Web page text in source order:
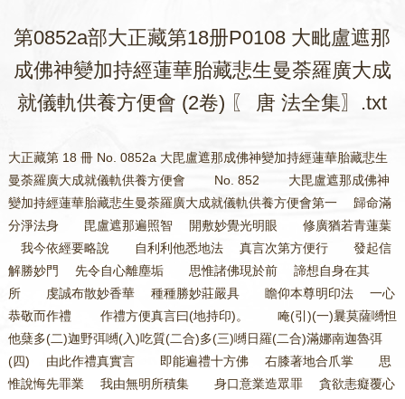
第0852a部大正藏第18册P0108 大毗盧遮那
成佛神變加持經蓮華胎藏悲生曼荼羅廣大成
就儀軌供養方便會 (2卷) 〖 唐 法全集〗.txt
大正藏第 18 冊 No. 0852a 大毘盧遮那成佛神變加持經蓮華胎藏悲生曼荼羅廣大成就儀軌供養方便會 No. 852 大毘盧遮那成佛神變加持經蓮華胎藏悲生曼荼羅廣大成就儀軌供養方便會第一 歸命滿分淨法身 毘盧遮那遍照智 開敷妙覺光明眼 修廣猶若青蓮葉 我今依經要略說 自利利他悉地法 真言次第方便行 發起信解勝妙門 先令自心離塵垢 思惟諸佛現於前 諦想自身在其所 虔誠布散妙香華 種種勝妙莊嚴具 瞻仰本尊明印法 一心恭敬而作禮 作禮方便真言曰(地持印)。 唵(引)(一)曩莫薩嚩怛他蘖多(二)迦野弭嚩(入)吃質(二合)多(三)嚩日羅(二合)滿娜南迦魯弭(四) 由此作禮真實言 即能遍禮十方佛 右膝著地合爪掌 思惟說悔先罪業 我由無明所積集 身口意業造眾罪 貪欲恚癡覆心故 於佛正法賢聖僧 父母二師善知識 及以無量眾生所 無始生死流轉中 具造極重無盡罪 親對十方現在佛 悉皆懺悔不復作 出罪方便真言曰(大慧刀印)。 唵(引一)薩嚩播波薩怖(二合)吒(二)娜訶曩嚩日囉(二合)野(三)娑嚩(二合引)賀(引) 南無十方三世佛 三種常身正法藏 勝願菩提大心眾 我今皆悉正歸依 歸依方便真言曰(普印)。 唵(一)薩嚩沒馱冒地薩怛鑁(三合引)(二)設囉赧蘖車弭(三)嚩日囉(二合)達麼(四)頡唎(二合五) 我淨此身離諸垢 及與三世身口意 過於大海剎塵數 奉獻一切諸如來 施身方便真言曰(獨股印)。 唵(一)薩嚩怛他蘖多(二合)(二)布惹鉢囉(二合)嚩(無渴反)㗚多(二合)曩夜怛麼(二合)南(三)涅哩(二合)夜(引)哆夜弭(四)薩嚩怛他(引)蘖多室者(二合)地底瑟姹(二合)擔(五)薩嚩(去)怛他蘖多惹難謎阿味設覩(引)(六) 淨菩提心勝願寶 我今起發濟群生 生苦等集所纏身 及與無知所害身 救攝歸依令解脫 常當利益諸含識 發菩提心方便真言曰(定印)。 唵(一)冒地唧多(二)母怛跛娜夜弭(三) 十方無量世界中 諸正遍知大海眾 種種善巧方便力 及諸佛子為群生 諸有所修福業等 我今一切盡隨喜 隨喜方便真言曰(歸命合掌)。 唵(引一)薩嚩怛他蘖多(二)本若(尼也反)惹曩(三)弩暮捺那布闍迷伽三暮捺囉(二合四)薩叵(二合)羅儜三摩曳(引五)吽 我今勸請諸如來 菩提大心救世者 唯願普於十方界 常以大雲降法雨 勸請方便真言曰(金剛合掌)。 唵(引一)薩嚩怛他蘖多(二)睇灑儜布惹迷伽三暮捺囉(二合)(三)薩叵(二合)囉儜三摩曳(四)吽 願令凡夫所住處 速捨眾苦所集身 當得至於無垢處 安住清淨法界身 奉請法身方便真言曰(金剛合掌內縛以慧頭指如鉤招之)。 唵(引一)薩嚩怛他(引)蘖多(二)捺睇灑夜弭(三)薩嚩薩怛嚩(二合)係多(引)㗚他(二合去)野(四)達磨馱覩悉體(他以反二合)底㗚嚩(二合)靺覩(五) 所修一切眾善業 利益一切眾生故 我今盡皆正迴向 除生死苦至菩提 迴向方便真言曰(金剛合掌)。 唵(引一)薩嚩怛他(引)蘖多(二合)(二)涅哩(二合)野曩囉(二合)布惹迷伽三暮捺囉(二合三)薩叵(二合)囉儜三摩曳(四)吽 身隨所應以安坐 分明諦觀初字門 次當結三昧耶印 所謂淨除三業道 真言曰。 曩莫三漫多沒馱(引)南(一)阿三迷(二)怛哩(二合)三迷(三)三麼曳(四)娑嚩(二合)賀 纔結此密印 能淨如來地 地波羅蜜滿 成三法界道 次結法界生 密慧之幖幟 淨身口意故 遍轉於身分 彼真言曰。 曩莫三滿多沒馱南(一)達磨馱睹(二)薩嚩(二合)婆嚩句唅(三) 如法界自性 而觀於自身 為令彼堅固 觀自執金剛 結金剛輪印(亦名轉法輪印) 金剛薩埵真言曰。 曩莫三滿多(上)嚩日囉(二合)?(一)嚩日羅(二合)怛摩(二合)句唅(三) 諦觀我此身 即是執金剛 次擐金剛甲 當觀所被服 遍體生焰光 彼真言曰。 曩莫三滿多嚩日羅(二合)? 唵嚩日羅(二合)迦嚩遮(二)吽 囉字色鮮白 空點以嚴之 如彼髻明珠 置之於頂上 所積眾罪垢 由是悉除滅 福慧皆圓滿 一切觸穢處 當加此字門 赤色具威光 焰鬘遍圍繞 次為降伏魔 制諸大障者 當念大護者 無能堪忍明 真言曰。 曩莫薩嚩怛他(引)蘖帝毘藥(二合一)薩嚩佩也尾蘖帝弊(二)尾濕嚩(二合)目契弊(三)薩嚩他(四)唅欠(五)囉吃灑(二合)摩訶沫麗(六)薩嚩怛他蘖多奔尼也(二合)涅左帝(七)吽吽(八)怛羅(二合)吒怛囉(二合)吒(九)阿鉢囉(二合)底訶諦(十)娑嚩(二合)賀 由纔憶念故 諸毘那夜迦 惡形羅剎等 彼一切馳散 警發於地神 應說如是偈 (雙膝長跪定手持杵當心慧手舒五指平掌按地) 怛鑁(二合汝也)泥(引)尾(引天也有女聲)娑(引)乞叉(引二合護也)部(引)跢(引)悉(親也於也一)薩嚩(一切)沒馱(引)曩(佛有多聲)跢(引)易南(引二)左里也(二合引)曩也(修行)尾勢(引)曬(引)數(入殊勝三)部(引)密(淨地)播囉密哆(引)速者(等四)摩囉(天魔)細(引)便演(二合)怛他(引如)婆蘖喃(二合破五)舍(引)吉也(二合釋迦也)僧呬(引)曩(師子)跢(引)易弩(引救世六)怛他(引)賀(如我)魔囉(魔)惹演乞㗚(二合)怛嚩(二合引伏七)滿拏攬歷(曼荼羅)洛佉夜(引畫)沒藥(二合)唅(我八) 地神持次第真言曰。 唵部(引入)欠 灑淨真言曰(三股杵印)。 曩莫三(去)滿多沒馱(引)喃(引)(一)阿鉢羅(二合)底娑(上)謎(二)誐誐曩娑(上)謎(三)三滿多(引)弩(鼻音)蘖帝(引)(四)鉢羅(二合)訖哩(二合)底尾秫弟(引)(五)達摩馱(引)覩尾戍馱?(六)娑嚩(二合)賀 地神勸請偈曰。 諸佛慈愍有情者 唯願存念於我等 我今請白諸賢聖 堅牢地天并眷屬 一切如來及佛子 不捨悲願悉降臨 我受此地求成就 為作證明加護我 持地真言曰(持地印)。 曩莫三(去)滿多沒馱(引)南(引)(一)薩嚩怛他蘖多(引二)地瑟吒(二合)曩(引)地瑟恥(二合)帝(三)阿佐麗(四)尾麼麗(五)娑麼(二合)囉禰(平)(六)鉢囉訖哩(二合)底鉢哩輸睇(七)娑嚩(二合)賀 大毘盧遮那成佛神變加持經菩提幢密印幖幟祕密漫荼羅法品之一 爾時世尊。又復宣說入祕密漫荼羅法。優陀那曰。 真言遍學者 通達祕密壇 如法為弟子 燒盡一切罪 壽命悉焚滅 令彼不復生 同於灰燼已 彼壽命還復 謂以字燒字 因字而更生 一切壽乃至 清淨遍無垢 以十二支句 而作於彼器 如是三昧耶 一切諸如來 菩薩救世者 及佛聲聞眾 乃至諸世間 平等不違逆 解此平等誓 祕密漫荼羅 入一切法教 諸壇得自在 我身等同彼 真言者亦然 以不相異故 說名三昧耶 現前觀羅字 謂淨光焰鬘 赫如朝日暉 念聲真實義 能除一切障 解脫三毒垢 諸法亦復然 先自淨心地 復淨道場地 悉除眾過患 其相如虛空 如金剛所持 此地亦如是 住本尊瑜伽 加以五支字 等引而運想 即同牟尼尊 阿字遍金色 用作金剛輪 加持於下體 說名瑜伽座 鑁字素月光 在於霧聚中 加持自臍上 是名大悲水 囕字初日暉 彤赤在三角 加持本心位 是名智火光 唅字劫災焰 黑色在風輪 加持白毫際 說名自在力 佉字及空點 想成一切色 加持在頂上 故名為大空 五字以嚴身 威德矩熾然 滅除眾罪業 天魔為障者 見赫奕金剛 首中百光王 安立無垢眼 觀身同如來 復念滿足句 曩莫三滿多沒馱喃阿鑁囕唅欠 安立器世間 空風最居下 次觀火水地 是輪同金剛 名大因陀羅 光焰淨金色 普皆遍流出 爾時薄伽梵 觀察大眾會 告祕密主言 有法界幖幟 由是嚴身故 生死中巡歷 於如來大會 菩提幢幖幟 諸天龍夜叉 恭敬而受教 初印佛三昧 法界及法輪 憩伽歸命合 屈風空輪加 法螺虛心合 風絞空輪上 吉祥願蓮華 金剛大慧印 摩訶如來頂 慧拳毫相藏 瑜伽持鉢相 智慧手上舒 名無畏施者 下垂號滿願 慧拳舒火水 智者成佛眼 內縛風輪索 心印舒火輪 舒水如來臍 內縛舒慧水 是名如來腰 如次習真言 大慧刀真言曰。 曩莫三曼多沒馱(引)喃(一)摩賀(引)朅伽尾囉惹(二)達摩珊捺囉(二合)奢迦娑訶惹(三)薩得迦(二合)野捺㗚(二合)瑟恥砌諾迦(四)怛他(引)蘖多尾目吃底(二合)儞(入)佐多(五)尾囉誐達磨儞(入)惹多吽(六) 大法螺真言曰。 曩莫三滿多沒馱(引)喃(一)暗(去) 蓮華座真言曰。 曩莫三滿多沒馱(引)喃(一)阿(去) 金剛大慧真言曰。 曩莫三滿多縛日羅(二合)?(一)吽 如來頂真言曰。 曩莫三滿多沒馱(引)喃(一)吽吽 如來頂相真言曰。 曩莫三滿多沒馱(引)喃(一)誐誐曩(引)難多娑叵(二合)囉儜(二)尾秫馱達磨儞(入丁逸反)惹帝(三)娑嚩(二合)賀(引) 毫相藏真言曰。 曩莫三滿多沒馱(引)喃(一)阿(急呼)唅惹(入) 大鉢真言曰。 曩莫三曼多沒馱(引)喃 婆(上急呼) 施無畏真言曰。 曩莫三曼多沒馱(引)南(一)薩囉他(二合)爾那爾那(三)佩野曩奢那(四)娑嚩(二合)賀 與願滿真言曰。 曩莫三滿多沒馱(引)喃(一)嚩囉娜嚩日羅(二合)怛麼(二合)迦(二)娑嚩(二合)賀 悲生眼真言曰。 曩莫三曼多沒馱(引)喃(一)誐誐曩嚩羅落吃叉(二合)儜(二)迦嚕拏摩野(三)怛他(引)蘖多作吃芻(二合四)娑嚩(二合)賀(引) 如來索真言曰。 曩莫三曼多沒馱(引)喃(一)係係摩賀播奢(二)鉢囉(二合)娑嘮那哩也(二合三)薩埵馱睹(四)微謨訶迦(五)怛他蘖多地目吃底(二合)儞(入)佐多娑嚩(二合)賀 如來心真言曰。 曩莫三滿多沒馱(引)喃(一)枳攘(二合)怒(二)嗢婆(二合)嚩(三)娑嚩(二合)賀 如來臍真言曰。 曩莫三滿多沒馱(引)喃(一)阿沒㗚(二合)都嗢婆(二合)嚩(二)娑嚩(二合)賀 如來腰真言曰。 曩莫三曼多沒馱(引)喃(一)怛他(引)蘖多(引)三婆嚩(二)娑嚩(二合)賀 藏印虛心合 風水屈入內 火合空亦然 地合令少屈 普光準大界 二空屈入內 風舒如放光 火屈如鉤形 如來甲如前 舌相二空入 語門虛中合 水風移入內 牙印風入掌(三補多) 辯說二風輪 置火第三節(頭勿相著) 十力蓮華合 地空屈入內 掌內節相合 念處風捻空 開悟空持水 普賢如意珠 蓮合風加火 慈氏印準前 屈風火輪下 如來藏真言曰。 曩莫薩嚩怛他(引)蘖底弊㘕㘕??(二)娑嚩(二合)賀 普光真言曰。 曩莫三滿多沒馱(引)喃(一)入嚩(二合)攞摩[口*履]儞(平)(二)怛他(引)蘖多㗚旨(二合三)娑嚩(二合)賀 如來甲真言曰。 曩莫三曼多沒馱(引)喃(一)鉢囉(二合)戰拏(二)縛日羅(二合)入縛(二合)攞(三)尾娑普(二合)囉吽(四) 如來舌相真言曰。 曩莫三曼多沒馱(引)喃(一)怛他蘖多爾訶嚩(二合二)薩底也(二合)達麼鉢囉(二合)底瑟恥(二合)多(三)娑嚩(二合)賀(引) 如來語真言曰。 曩莫三漫多沒馱(引)喃(一)怛他(引)蘖多摩訶嚩吃怛囉(二合二)尾濕嚩(二合)枳孃(二合)曩摩護娜也(三)娑嚩(二合)賀 如來牙真言曰。 曩莫三滿多沒馱(引)喃(一)怛他(引)蘖多能瑟吒囉(三合二)囉娑囉娑(引)釳囉(二合)(三)參鉢囉(二合引)博迦(四)薩嚩怛他(引)蘖多(五)尾灑也參婆(上)嚩(六)娑嚩(二合)賀 如來辯說真言曰。 曩莫三曼多沒馱(引)喃(一)阿振底也(二合)娜部(二合)多(二)路波嚩(引)僧三麼哆(上)鉢囉(二合)鉢多(二合)(三)尾輸馱娑嚩(二合)囉(引四)娑嚩(二合)賀 如來持十力真言曰。 曩莫三曼多沒馱(引)喃(一)捺奢沫浪誐達囉(二)吽三髯(三)娑嚩(二合)賀 如來念處真言曰。 曩莫三曼多沒馱(引)喃(一)怛他(引)蘖多娑麼㗚(二合)底(二)薩怛嚩(二合)係怛嚩(二合)毘庾(二合)嗢蘖(二合)多(三)誐誐曩三忙三(去)麼(四)娑嚩(二合)賀 一切法平等開悟真言曰。 曩莫三曼多沒馱(引)喃(一)薩嚩達麼三麼多鉢囉(二合)鉢多(二合二)怛他(引)蘖多弩蘖多(三)娑嚩(二合)賀 普賢菩薩如意珠真言曰。 曩莫三曼多沒馱(引)喃(一)參麼多弩蘖多尾囉惹達麼(二)儞(入)社多(三)摩賀摩賀(四)娑嚩(二合)賀 慈氏菩薩住發生普遍大慈三昧說自心真言曰。 曩莫三曼多沒馱(引)喃(一)阿爾單惹野(二)薩嚩薩怛嚩(二合)奢野弩蘖多(三)娑嚩(二合)賀 時佛住甘露生三昧。說一切三世無閡力明妃真言曰(頂印)。 怛儞也(二合)他(一)誐誐曩三謎(二)阿鉢囉(二合)底(丁以反)三謎(三)薩嚩怛他(引)蘖多三麼跢弩蘖帝(四)誐誐曩三摩(五)嚩羅落乞叉(二合)嬭(平)(六)娑嚩(二合)賀 無能害力明妃真言曰(以梵夾印八遍)。 曩莫薩嚩怛他(引)蘖帝毘藥(二合)(一)薩嚩目契毘藥(二合)阿三迷(三)鉢羅謎(四)阿者隷(五)誐誐泥娑麼(二合)羅嬭(六)薩嚩怛囉(二合)弩蘖帝(七)娑嚩(二合)賀 嚴淨佛國土 奉仕諸如來 諦觀香水海 大海真言曰。 唵尾摩嚕娜地吽 金剛手持華(內智)。 嚩(入莖)嚩日羅(二合)播抳(此大真言王印) 以妙蓮華王 持於華藏界 最初正覺等 敷置曼荼羅 密中之祕密 大悲胎藏生 及無量世間 出世漫荼羅 彼所有圖像 次第說當聽 四方普周匝 一門及通道 金剛印遍嚴 中羯麼金剛 其上大蓮華 妙色金剛莖 八葉具鬚蘂 眾寶自莊嚴 開敷含果實 於彼大蓮印 大空點莊嚴 十二支生句 普遍華臺中 常出無量光 百千眾蓮繞 其上復觀想 大覺師子座 寶王以校飾 在大宮殿中 寶柱皆行列 遍有諸幢蓋 珠鬘等交絡 垂懸妙寶衣 周匝香華雲 及與眾寶雲 普雨雜華等 繽紛以嚴地 諧韻有愛聲 而奏諸音樂 宮中想淨妙 賢瓶與閼伽 寶樹王開敷 照以摩尼燈 三昧總持地 自在之婇女 佛波羅蜜等 菩提妙嚴華 方便作眾伎 歌詠妙法音 供養諸如來 以我功德力 如來加持力 及以法界力 普供養而住 次虛空藏轉明(普通印)。 結大輪壇印 次眾色界道 囉(白色中)囕(赤色幢)迦(黃色華)麼(青色彌)訶(黑色音界道金剛慧印) 觀彼中胎內(諸尊種子一一分明安布先想圓光) 普光淨月輪 清淨離諸垢 中有本尊形 妙色超三界 綃縠嚴身服 寶冠紺髮垂 寂然三摩地 輝焰過眾電 猶如淨鏡內 幽邃現真容 喜怒顯形色 操持與願等 正受相應身 明了心無亂 無相淨法體 應願濟群生 以八曼荼羅 眷屬自圍遶 次東遍知印 北方觀自在 南置金剛手 依涅哩底方 不動如來使 風方勝三世 四方四大護 初門釋迦文 第三妙吉祥 南方除蓋障 勝方地藏尊 龍方虛空藏 及蘇悉眷屬 護世威德天 次第而分布 次應執香爐 淨治真言曰。 唵(引)蘇悉地羯哩入嚩里多(上)曩喃(去)多(上)謨(上)囉多(上二合)曳入嚩(二合)羅入嚩羅滿馱滿馱賀曩賀曩(上)吽泮吒(輕呼) 不動大明王 去垢令清淨 辟除使光顯 及護身結界 彼真言曰。 曩莫三曼多嚩日羅(二合)?(一)戰拏摩賀?灑儜(二)娑破(二合)吒也(三)吽怛囉(二合)吒(四)悍(引)? 次以印真言 而請召眾聖 諸佛菩薩說 依本誓而來 定慧內成拳 慧風屈如鉤 隨召而赴集 真言曰(或三部心請)。 曩莫三曼多沒馱(引)喃(一)阿(去急呼)薩嚩怛囉(二合)鉢囉(二合)底訶諦(二合二)怛他蘖黨矩奢(三)冒地浙哩也(二合)鉢哩布囉迦(四)娑嚩(二合)賀(七遍索鎖鈴除障不動) 次示三昧耶 速滿無上願 令本真言主 諸明歡喜故 所獻閼伽水 如法已加持 奉諸善逝者 用浴無垢身 次當淨一切 佛口所生子 真言曰。 曩莫三滿多沒馱(引)喃(引)誐誐曩三摩(引)三摩娑嚩(二合)賀 次奉華座真言曰(除障加護不動)。 曩莫三滿多沒馱(引)喃(引)阿 而作是言 佉字大空點 而置於頂上 轉身作薩埵 金剛種子心 遍布諸支分 諸法離言說 以具印真言 即同執金剛 彼真言曰(五股三股)。 曩莫三漫多嚩日羅(二合)?(一)戰拏摩訶嚕灑拏(平)(二)吽 遍身被服甲 次應一心作 摧伏諸魔印 真語共相應 慧拳舒風輪 加於白毫際 如毘俱胝形 纔結是法故 當見遍此地 金剛熾焰光 能除極猛利 無量天魔軍 及餘為障者 必定皆退散 怖魔真言曰。 曩莫三滿多沒馱(引)喃(一)摩訶(引)沫羅縛[口*底](二)捺奢嚩路嗢婆(二合)吠(平)(三)摩賀(引)昧怛哩也(二合)毘庾(二合)嗢蘖(二合)[口*底](四)娑嚩(二合)賀 次用難堪忍 密印明結護 藏密散水輪 旋轉指十方 是名結大界 用持十方國 能令悉堅住 是故三世事 悉能普護之 威猛無能覩 大界真言曰。 曩莫三曼多沒馱(引)喃(一)薩嚩怛囉(二合)拏蘖帝(二)滿馱野徙瞞(三)摩訶三摩耶涅羅者(二合)帝(四)娑摩(二合)囉嬭(五)阿鉢囉(二合)底訶帝(六)馱迦馱迦(七)折囉折囉(八)滿馱滿馱(九)捺奢儞以(二合)羶(十)薩嚩怛他蘖多弩枳惹(二合)帝(十一)鉢囉(二合)嚩囉達麼臘馱尾惹曳(十二)婆誐嚩底(十三)尾矩履尾矩隷(十四)麗嚕補哩(十五)娑嚩(二合)賀(引) 次略說真言曰。 麗嚕補哩尾矩[口*履]尾矩隷娑嚩(二合)賀 四方四大護 無畏壞諸怖 難降伏護者 無堪忍普護 藏印水甲合 散舒二風輪 法幢高峯觀 哀愍無餘眾 帝釋方華臺 嚩字光轉成 無畏結護者 金色妙白衣 面現少忿怒 手持於檀荼 夜叉方博字 壞諸怖結護 素衣潔白色 手持於朅伽 龍方觀索字 轉成難降伏 色如無憂華 朱衣現微笑 而觀於眾會 焰魔方唅欠 成無勝結護 黑色玄服衣 毘俱眉浪文 首戴髮髻冠 光照眾生界 手持檀荼印 及一切眷屬 皆坐白蓮華 真言及密印 如前已開示 門門二守護 無能三昧拳 舉翼輪開數 智拳心舒風 猶如相擬勢 相對舉慧拳 狀如相擊勢 不可越守護真言曰。 曩莫三滿多嚩日羅(二合)?(一)訥囉馱(二合)哩灑(二合)摩賀?灑拏(二)佉捺野薩鑁娑怛(二合)他蘖多然矩嚕(三)娑嚩(二合)賀 相向守護真言曰。 曩莫三滿多嚩日羅(二合)?(一)係阿鼻目佉摩賀鉢囉(二合)戰拏(二)佉那野緊旨羅也徙(三)三麼野麼弩娑麼(二合)囉(四)娑嚩(二合)賀 塗香真言曰。 曩莫三滿多沒馱喃(引一)尾輸駄誐度納婆(二合)嚩(二)娑嚩(二合)賀 華鬘真言曰。 曩莫三滿多沒馱喃(引一)摩賀(引)妹怛哩也(二合二)毘廋(二合)訥蘖帝(三)娑嚩(二合)賀 焚香真言曰。 曩莫三滿多沒馱喃(引一)達麼馱怛嚩(二合)弩蘖帝(二)娑嚩(二合)賀 飲食真言曰。 曩莫三滿多沒馱喃(引一)阿囉囉迦囉囉(二)末隣捺娜弭沬隣捺禰(三)摩賀沫瀝(四)娑嚩(二合)賀 燈明真言曰。 曩莫三滿多沒馱喃(引)(一)怛他(引)蘖多(引)囉脂(二合二)娑叵(二合)囉儜嚩婆(引)娑曩(三)誐誐猱娜哩野(二合四)娑嚩(二合)賀 虛空藏明妃普供養真言曰。 曩莫薩嚩怛他(引)蘖帝[口*驃](一)尾濕嚩(二合)目契弊(二)薩縛他欠(四)嗚娜蘖帝薩叵(二合)囉係?(五)誐誐娜劍(平六)娑嚩(二合)賀 毘盧遮那位 及行者所居 皆有海會眾 圍繞端嚴位 讚王如後述 七遍誦說之 讚曰。 阿娑麼左攞怛多(都各反)娑(去引)[口*(隸-木+上)]達弭拏(入一)迦嚕拏(去引)怛麼(二合)迦(上引)惹蘖底(丁以反)耨(入)㑢(入)賀(引)哩拏(二合二)阿娑滿多薩嚩麌拏悉地曩(平)以努(引)(三)阿麼邏(引)左邏娑麼嚩囉蘖囉(二合)達弭拏(入)(四)誐誐儞薩謨(去)跛麼蘖多寧(引)尾地野(二合)底(五)麌拏麗(引)迦哩女(拏與反)蘖抳枳比也(二合)枲(自以反引)弭劍(六)娑普(二合)囉薩嚩(二合)馱(引)覩嚩囉悉地娑地數(七)尾誐妬(引)跛弭數(平)阿娑滿多悉地數(八)薩怛跢(引)麼邏(引)迦嚕拏尾迦妬悉體(他以反二合)跢(引)(九)鉢囉(二合)抳馱(引)曩悉地阿儞嚧(引)馱達麼跢(引)(十)惹誐妬囉他(二合)娑(去引)馱曩跛啷(引)素半底甯(引)(十一)娑多多尾囇嚧左儞訖哩(二合引)播(引)摩賀(引)怛麼(二合)迦(引)(十二)曩儞?(引)馱擔(平引)迦魯拏娑(去引)囉娑(引)哩劍(引)(十三)物哩(二合)惹底怛?(二合)路(引)迦嚩囉悉地那以迦(引)(十四)阿弭跢(引)弭跢底數(平)素(上)娑麼(引)跛底(二合)擔(去引)蘖井(底孕反十五)素蘖丼(準上)誐多澁嚩(二合)比阿護(去引)素達(轉呼)麼跢(引)(十六)娑麼以蘖囉(二合)悉地拶囉娜多那(引)度弭(十七)左囉娜(引)曩儞蘖底[墦-釆+(乞-乙+口)](於去反)迦娜(引)娑娜娑迦(十八)攞底?(二合引)路(引)拶囉悉地娜以迦?(引)播(引十九)娑底哩(二合引)特嚩(二合)蘖底以迦(引)阿曩沒里(二合)跢(引)拽(引)底(二十)娑怛(二合)多娑覩(二合)嚩(引)左哩琰(二合)嚩囉麼蘖囉(二合)嚩(引)(二十一)裕澁麼(二合)多捨囕抳焰(二合)補跛妬(引)娑弭(二合)曩(引)他(二十二)娑跢(二合)嚲探(平)麼怛數蘖囉(二合)摩賀(引)沫阿(去引)?(二十三)涅哩(二合)灑琰(二合)惹誐捺羅(二合)拏蘖丼(底孕反)娑麼蘖囕(二合二十四)怛多(覩各反)娑(二合)薩嚩(引)囉他(二合)迦[啊-可+(嶙-山)](引)娑麼蘖囉(二合)(二十五)涅(儞逸反)弭(引)拏弭儉(祇胤反)娜捨素娜弭(二合)捨(引)素(二十六)補拏以(二合)曩弭薩嚩儞(泥以反)捨(引)素沒淡(引)(二十七)娑滿多訶娜囉(二合)?拏怛麼(二合)漸(子琰反)室者(二合)(二十八)薩怛嚩(二合)尾沒淡(引)布惹鉢怛麼(二合華)蘖底(二合)(二十九)君鑁覩薩怛嚩(二合引)誐拽妬(引)拽他(引)淡(三十)娑跢(二合)他(引)蘖跢(引)散惹曩野地秫地野(二合)跢(引)(三十一)暗嚲(轉呼)囉嚩(二合)呬達(轉呼)麼尾竭多拽室者(二合)(三十二)囉(引)句多囉(引)薩嚩尾誐覩(二合)多拽室者(二合)(三十三)娑沒哩(二合)地野(二合)擔(上引)薩怛嚩(二合)呬跢(引)野曳(引)鑁(三十四)薩嚩(引)鉢娑滿多迦[啊-可+(嶙-山)](引)娑麼(三十五)蘖囉(二合引)誐儼惹誐怛麼(二合)具婆劍(三十六)嚩儞覩(研咄反)烏曩麼薩嚩怛他蘖底(三十七)娑多嚩 若持此讚王 所樂當成就 復次祕密主 如來漫荼羅 猶如淨圓月 內現商佉色 一切佛三角 在於白蓮華 空點為幖幟 金剛印圍繞 從彼真言主 周匝於光明 佛坐道樹下 持此降四魔 號名遍知印 能具多功德 生眾三昧王 次於其北維 導師諸佛母 光曜真金色 縞素以為衣 遍照猶日光 正受住三昧 復次七俱胝 佛母菩薩等 復於彼南方 大勇猛菩薩 大安樂不空 金剛三昧寶 救世諸菩薩 大德聖尊印 號名滿眾願 真陀摩尼珠 住於白蓮上 一